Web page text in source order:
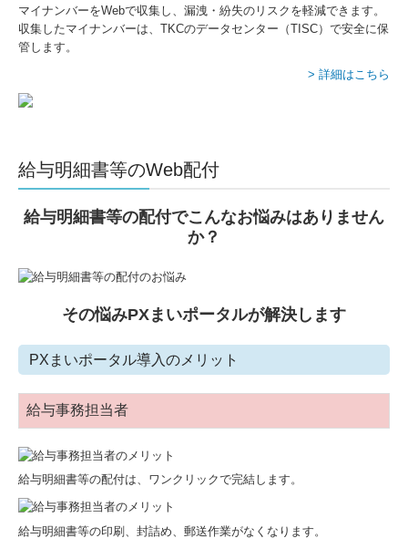
マイナンバーをWebで収集し、漏洩・紛失のリスクを軽減できます。
収集したマイナンバーは、TKCのデータセンター（TISC）で安全に保
管します。
> 詳細はこちら
給与明細書等のWeb配付
給与明細書等の配付でこんなお悩みはありません
か？
その悩みPXまいポータルが解決します
PXまいポータル導入のメリット
給与事務担当者
給与明細書等の配付は、ワンクリックで完結します。
給与明細書等の印刷、封詰め、郵送作業がなくなります。